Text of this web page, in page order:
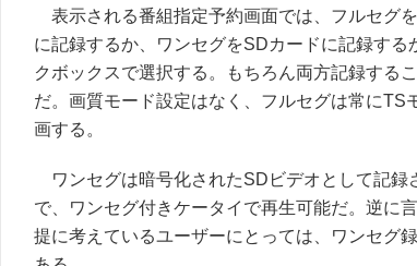
表示される番組指定予約画面では、フルセグ
に記録するか、ワンセグをSDカードに記録する
クボックスで選択する。もちろん両方記録する
だ。画質モード設定はなく、フルセグは常にTS
画する。
ワンセグは暗号化されたSDビデオとして記録
で、ワンセグ付きケータイで再生可能だ。逆に
提に考えているユーザーにとっては、ワンセグ